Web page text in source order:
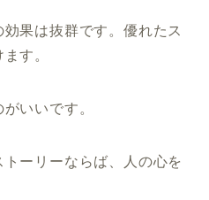
果は抜群です。優れたス
す。
いいです。
ーリーならば、人の心を